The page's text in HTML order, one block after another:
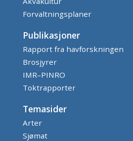
Forvaltningsplaner
Publikasjoner
Rapport fra havforskningen
Brosjyrer
IMR–PINRO
Toktrapporter
Temasider
Arter
Sjømat